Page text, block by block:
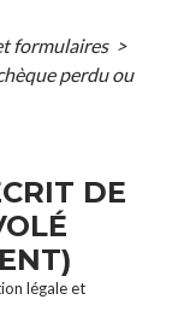
formulaires >
perdu ou
DE
légale et